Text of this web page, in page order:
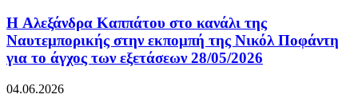
H Αλεξάνδρα Καππάτου στο κανάλι της
Ναυτεμπορικής στην εκπομπή της Νικόλ Ποφάντη
για το άγχος των εξετάσεων 28/05/2026
04.06.2026